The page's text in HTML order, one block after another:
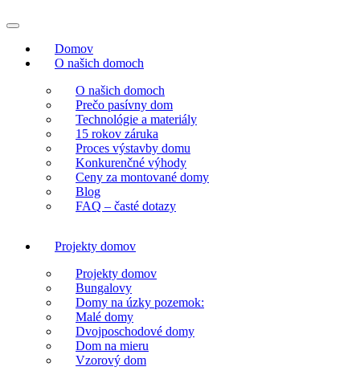
Domov
O našich domoch
O našich domoch
Prečo pasívny dom
Technológie a materiály
15 rokov záruka
Proces výstavby domu
Konkurenčné výhody
Ceny za montované domy
Blog
FAQ – časté dotazy
Projekty domov
Projekty domov
Bungalovy
Domy na úzky pozemok:
Malé domy
Dvojposchodové domy
Dom na mieru
Vzorový dom